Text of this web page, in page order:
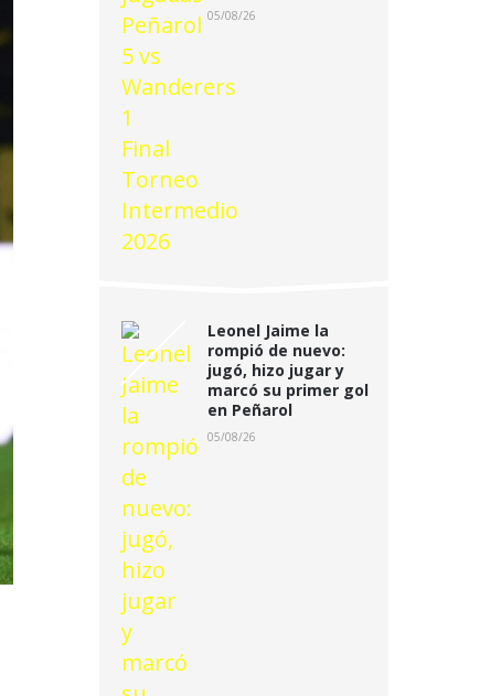
05/08/26
Leonel Jaime la
rompió de nuevo:
jugó, hizo jugar y
marcó su primer gol
en Peñarol
05/08/26